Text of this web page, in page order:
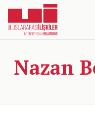
Nazan